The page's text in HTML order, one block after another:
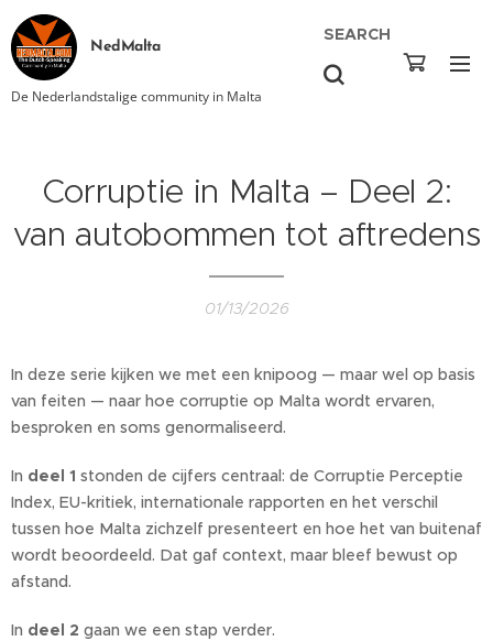
NedMalta
De Nederlandstalige community in Malta
SEARCH
Corruptie in Malta – Deel 2:
van autobommen tot aftredens
01/13/2026
In deze serie kijken we met een knipoog — maar wel op basis
van feiten — naar hoe corruptie op Malta wordt ervaren,
besproken en soms genormaliseerd.
In deel 1 stonden de cijfers centraal: de Corruptie Perceptie
Index, EU-kritiek, internationale rapporten en het verschil
tussen hoe Malta zichzelf presenteert en hoe het van buitenaf
wordt beoordeeld. Dat gaf context, maar bleef bewust op
afstand.
In deel 2 gaan we een stap verder.